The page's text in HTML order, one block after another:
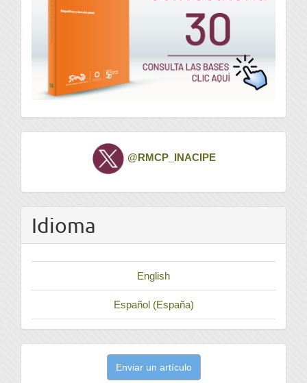
Twitter @RMCP_INACIPE
Idioma
English
Español (España)
Enviar un artículo